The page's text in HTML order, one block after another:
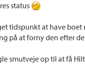
status
tidspunkt at have
på at forny den efter
smutveje op til at få